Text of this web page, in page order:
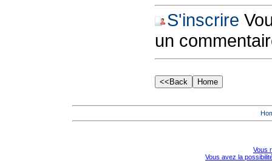
S'inscrire
un
Vous
Vous avez la